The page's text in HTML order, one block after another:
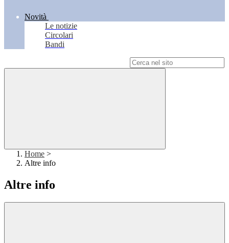
Novità
Le notizie
Circolari
Bandi
Home >
Altre info
Altre info